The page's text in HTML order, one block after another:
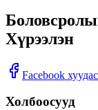
Хүрээлэн
Facebook хуудас
Холбоосууд